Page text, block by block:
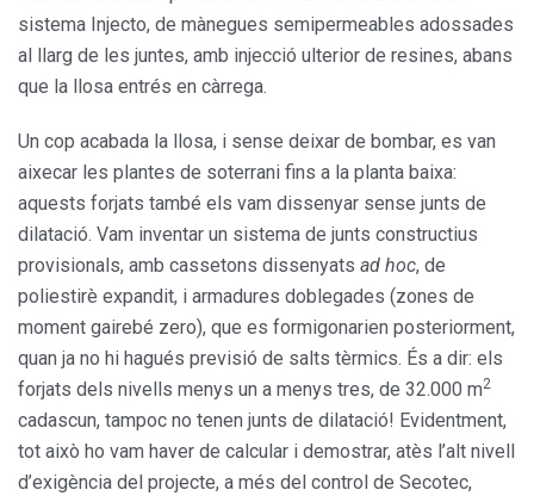
sistema Injecto, de mànegues semipermeables adossades
al llarg de les juntes, amb injecció ulterior de resines, abans
que la llosa entrés en càrrega.
Un cop acabada la llosa, i sense deixar de bombar, es van
aixecar les plantes de soterrani fins a la planta baixa:
aquests forjats també els vam dissenyar sense junts de
dilatació. Vam inventar un sistema de junts constructius
provisionals, amb cassetons dissenyats ad hoc, de
poliestirè expandit, i armadures doblegades (zones de
moment gairebé zero), que es formigonarien posteriorment,
quan ja no hi hagués previsió de salts tèrmics. És a dir: els
forjats dels nivells menys un a menys tres, de 32.000 m2
cadascun, tampoc no tenen junts de dilatació! Evidentment,
tot això ho vam haver de calcular i demostrar, atès l’alt nivell
d’exigència del projecte, a més del control de Secotec,